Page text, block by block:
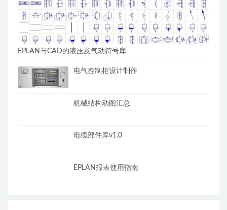
EPLAN与CAD的液压及气动符号库
电气控制柜设计制作
机械结构动图汇总
电缆部件库v1.0
EPLAN报表使用指南